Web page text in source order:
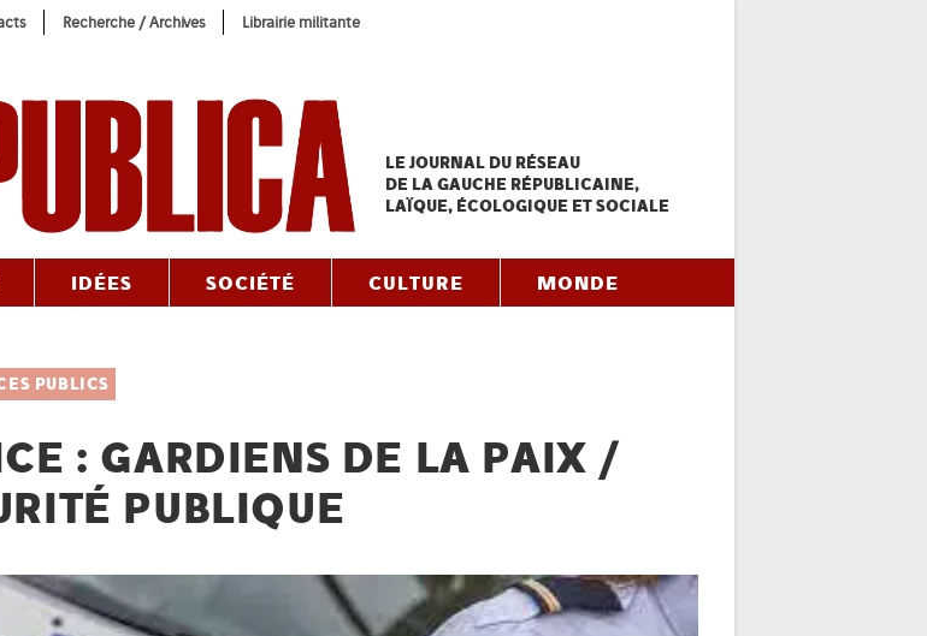
Recherche / Archives Librairie militante
LE JOURNAL DU RÉSEAU
DE LA GAUCHE RÉPUBLICAINE,
LAÏQUE, ÉCOLOGIQUE ET SOCIALE
IDÉES SOCIÉTÉ CULTURE MONDE
PUBLICS
: GARDIENS DE LA PAIX /
PUBLIQUE